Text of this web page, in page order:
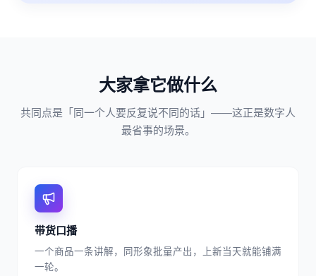
大家拿它做什么
共同点是「同一个人要反复说不同的话」——这正是数字人
最省事的场景。
带货口播
一个商品一条讲解，同形象批量产出，上新当天就能铺满
一轮。